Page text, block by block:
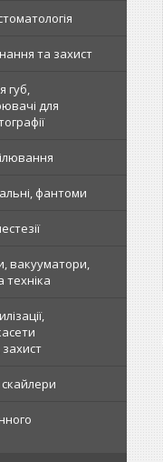
та захист
губ,
для
фантоми
вакууматори,
техніка
захист